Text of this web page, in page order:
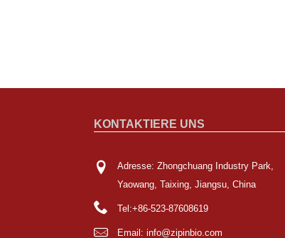
KONTAKTIERE UNS
Adresse: Zhongchuang Industry Park,
Yaowang, Taixing, Jiangsu, China
Tel:+86-523-87608619
Email: info@zipinbio.com